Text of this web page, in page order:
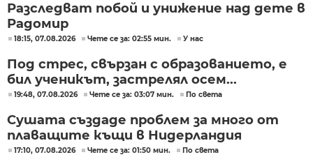
Разследват побой и унижение над дете в
Радомир
18:15, 07.08.2026 Чете се за: 02:55 мин. У нас
Под стрес, свързан с образованието, е
бил ученикът, застрелял осем...
19:48, 07.08.2026 Чете се за: 03:07 мин. По света
Сушата създаде проблем за много от
плаващите къщи в Нидерландия
17:10, 07.08.2026 Чете се за: 01:50 мин. По света